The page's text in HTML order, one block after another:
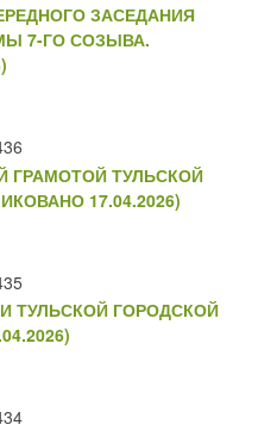
ЗАСЕДАНИЯ
7-ГО СОЗЫВА.
ГРАМОТОЙ ТУЛЬСКОЙ
17.04.2026)
ТУЛЬСКОЙ ГОРОДСКОЙ